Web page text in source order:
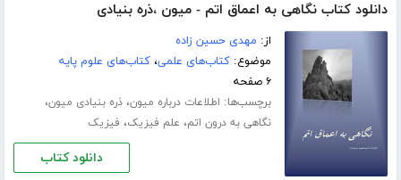
دانلود کتاب نگاهی به اعماق اتم - میون ،ذره بنیادى
از: مهدى حسین زاده
موضوع:کتاب‌های علمی،کتاب‌های علوم پایه
۶ صفحه
برچسب‌ها: اطلاعات درباره میون،ذره بنیادى میون،
نگاهی به درون اتم، علم فیزیک، فیزیک
دانلود کتاب